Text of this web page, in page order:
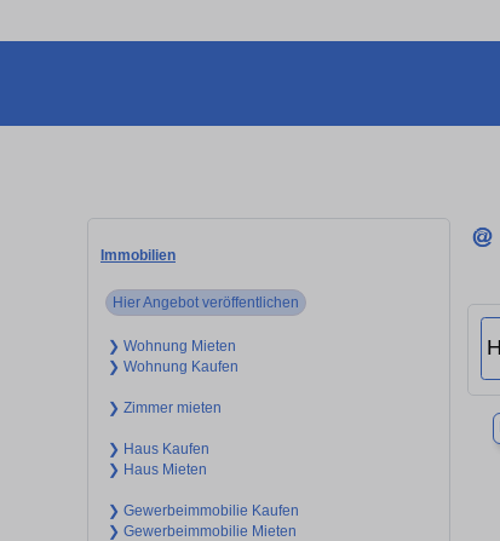
Immobilien
Hier Angebot veröffentlichen
❯ Wohnung Mieten
❯ Wohnung Kaufen
❯ Zimmer mieten
❯ Haus Kaufen
❯ Haus Mieten
❯ Gewerbeimmobilie Kaufen
❯ Gewerbeimmobilie Mieten